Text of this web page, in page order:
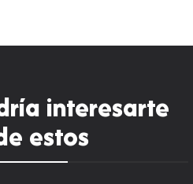
interesarte
estos